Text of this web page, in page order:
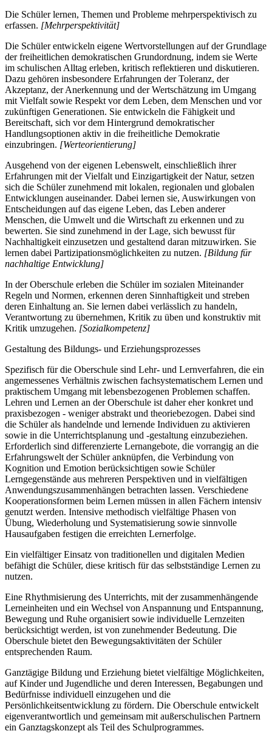
Die Schüler lernen, Themen und Probleme mehrperspektivisch zu
erfassen. [Mehrperspektivität]
Die Schüler entwickeln eigene Wertvorstellungen auf der Grundlage
der freiheitlichen demokratischen Grundordnung, indem sie Werte
im schulischen Alltag erleben, kritisch reflektieren und diskutieren.
Dazu gehören insbesondere Erfahrungen der Toleranz, der
Akzeptanz, der Anerkennung und der Wertschätzung im Umgang
mit Vielfalt sowie Respekt vor dem Leben, dem Menschen und vor
zukünftigen Generationen. Sie entwickeln die Fähigkeit und
Bereitschaft, sich vor dem Hintergrund demokratischer
Handlungsoptionen aktiv in die freiheitliche Demokratie
einzubringen. [Werteorientierung]
Ausgehend von der eigenen Lebenswelt, einschließlich ihrer
Erfahrungen mit der Vielfalt und Einzigartigkeit der Natur, setzen
sich die Schüler zunehmend mit lokalen, regionalen und globalen
Entwicklungen auseinander. Dabei lernen sie, Auswirkungen von
Entscheidungen auf das eigene Leben, das Leben anderer
Menschen, die Umwelt und die Wirtschaft zu erkennen und zu
bewerten. Sie sind zunehmend in der Lage, sich bewusst für
Nachhaltigkeit einzusetzen und gestaltend daran mitzuwirken. Sie
lernen dabei Partizipationsmöglichkeiten zu nutzen. [Bildung für
nachhaltige Entwicklung]
In der Oberschule erleben die Schüler im sozialen Miteinander
Regeln und Normen, erkennen deren Sinnhaftigkeit und streben
deren Einhaltung an. Sie lernen dabei verlässlich zu handeln,
Verantwortung zu übernehmen, Kritik zu üben und konstruktiv mit
Kritik umzugehen. [Sozialkompetenz]
Gestaltung des Bildungs- und Erziehungsprozesses
Spezifisch für die Oberschule sind Lehr- und Lernverfahren, die ein
angemessenes Verhältnis zwischen fachsystematischem Lernen und
praktischem Umgang mit lebensbezogenen Problemen schaffen.
Lehren und Lernen an der Oberschule ist daher eher konkret und
praxisbezogen - weniger abstrakt und theoriebezogen. Dabei sind
die Schüler als handelnde und lernende Individuen zu aktivieren
sowie in die Unterrichtsplanung und -gestaltung einzubeziehen.
Erforderlich sind differenzierte Lernangebote, die vorrangig an die
Erfahrungswelt der Schüler anknüpfen, die Verbindung von
Kognition und Emotion berücksichtigen sowie Schüler
Lerngegenstände aus mehreren Perspektiven und in vielfältigen
Anwendungszusammenhängen betrachten lassen. Verschiedene
Kooperationsformen beim Lernen müssen in allen Fächern intensiv
genutzt werden. Intensive methodisch vielfältige Phasen von
Übung, Wiederholung und Systematisierung sowie sinnvolle
Hausaufgaben festigen die erreichten Lernerfolge.
Ein vielfältiger Einsatz von traditionellen und digitalen Medien
befähigt die Schüler, diese kritisch für das selbstständige Lernen zu
nutzen.
Eine Rhythmisierung des Unterrichts, mit der zusammenhängende
Lerneinheiten und ein Wechsel von Anspannung und Entspannung,
Bewegung und Ruhe organisiert sowie individuelle Lernzeiten
berücksichtigt werden, ist von zunehmender Bedeutung. Die
Oberschule bietet den Bewegungsaktivitäten der Schüler
entsprechenden Raum.
Ganztägige Bildung und Erziehung bietet vielfältige Möglichkeiten,
auf Kinder und Jugendliche und deren Interessen, Begabungen und
Bedürfnisse individuell einzugehen und die
Persönlichkeitsentwicklung zu fördern. Die Oberschule entwickelt
eigenverantwortlich und gemeinsam mit außerschulischen Partnern
ein Ganztagskonzept als Teil des Schulprogrammes.